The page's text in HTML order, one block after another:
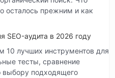
осталось прежним и как
SEO-аудита в 2026 году
10 лучших инструментов для
тесты, сравнение
выбору подходящего